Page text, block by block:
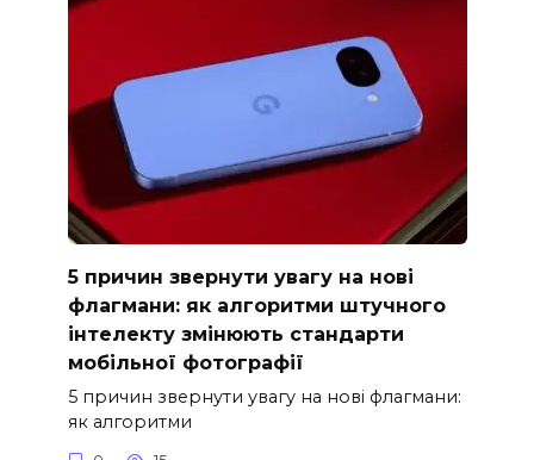
5 причин звернути увагу на нові
флагмани: як алгоритми штучного
інтелекту змінюють стандарти
мобільної фотографії
5 причин звернути увагу на нові флагмани:
як алгоритми